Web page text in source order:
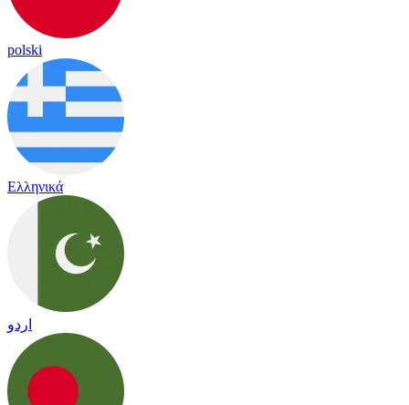
polski
Ελληνικά
اردو